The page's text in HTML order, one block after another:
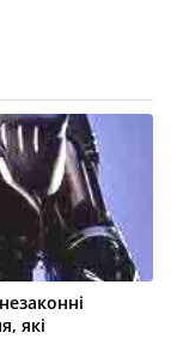
які